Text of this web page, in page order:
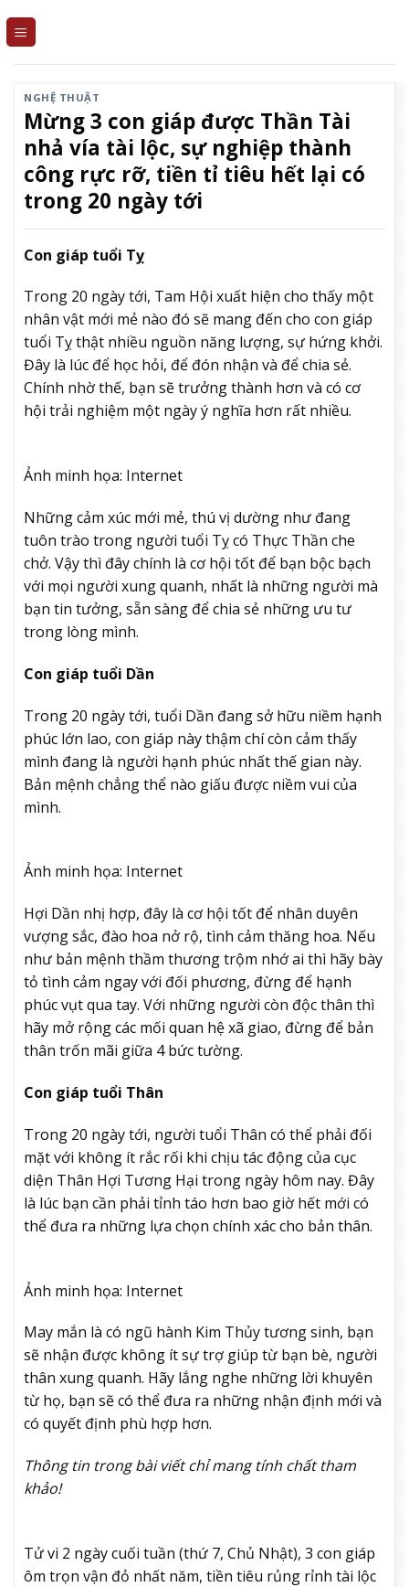
NGHỆ THUẬT
Mừng 3 con giáp được Thần Tài
nhả vía tài lộc, sự nghiệp thành
công rực rỡ, tiền tỉ tiêu hết lại có
trong 20 ngày tới
Con giáp tuổi Tỵ
Trong 20 ngày tới, Tam Hội xuất hiện cho thấy một
nhân vật mới mẻ nào đó sẽ mang đến cho con giáp
tuổi Tỵ thật nhiều nguồn năng lượng, sự hứng khởi.
Đây là lúc để học hỏi, để đón nhận và để chia sẻ.
Chính nhờ thế, bạn sẽ trưởng thành hơn và có cơ
hội trải nghiệm một ngày ý nghĩa hơn rất nhiều.
Ảnh minh họa: Internet
Những cảm xúc mới mẻ, thú vị dường như đang
tuôn trào trong người tuổi Tỵ có Thực Thần che
chở. Vậy thì đây chính là cơ hội tốt để bạn bộc bạch
với mọi người xung quanh, nhất là những người mà
bạn tin tưởng, sẵn sàng để chia sẻ những ưu tư
trong lòng mình.
Con giáp tuổi Dần
Trong 20 ngày tới, tuổi Dần đang sở hữu niềm hạnh
phúc lớn lao, con giáp này thậm chí còn cảm thấy
mình đang là người hạnh phúc nhất thế gian này.
Bản mệnh chẳng thể nào giấu được niềm vui của
mình.
Ảnh minh họa: Internet
Hợi Dần nhị hợp, đây là cơ hội tốt để nhân duyên
vượng sắc, đào hoa nở rộ, tình cảm thăng hoa. Nếu
như bản mệnh thầm thương trộm nhớ ai thì hãy bày
tỏ tình cảm ngay với đối phương, đừng để hạnh
phúc vụt qua tay. Với những người còn độc thân thì
hãy mở rộng các mối quan hệ xã giao, đừng để bản
thân trốn mãi giữa 4 bức tường.
Con giáp tuổi Thân
Trong 20 ngày tới, người tuổi Thân có thể phải đối
mặt với không ít rắc rối khi chịu tác động của cục
diện Thân Hợi Tương Hại trong ngày hôm nay. Đây
là lúc bạn cần phải tỉnh táo hơn bao giờ hết mới có
thể đưa ra những lựa chọn chính xác cho bản thân.
Ảnh minh họa: Internet
May mắn là có ngũ hành Kim Thủy tương sinh, bạn
sẽ nhận được không ít sự trợ giúp từ bạn bè, người
thân xung quanh. Hãy lắng nghe những lời khuyên
từ họ, bạn sẽ có thể đưa ra những nhận định mới và
có quyết định phù hợp hơn.
Thông tin trong bài viết chỉ mang tính chất tham
khảo!
Tử vi 2 ngày cuối tuần (thứ 7, Chủ Nhật), 3 con giáp
ôm trọn vận đỏ nhất năm, tiền tiêu rủng rỉnh tài lộc